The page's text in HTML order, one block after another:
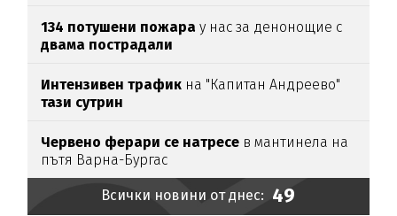
134 потушени пожара у нас за денонощие с
двама пострадали
Интензивен трафик на "Капитан Андреево"
тази сутрин
Червено ферари се натресе в мантинела на
пътя Варна-Бургас
Всички новини от днес: 49